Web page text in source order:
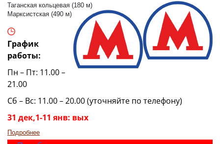
Таганская кольцевая (180 м)
Марксистская (490 м)
График
работы:
Пн – Пт: 11.00 –
21.00
Сб – Вс: 11.00 – 20.00 (уточняйте по телефону)
31 дек,1-11 янв: вых
Подробнее